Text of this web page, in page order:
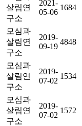
살림연
구소
2021-
05-06
1684
모심과
살림연
구소
2019-
09-19
4848
모심과
살림연
구소
2019-
07-02
1534
모심과
살림연
구소
2019-
07-02
1572